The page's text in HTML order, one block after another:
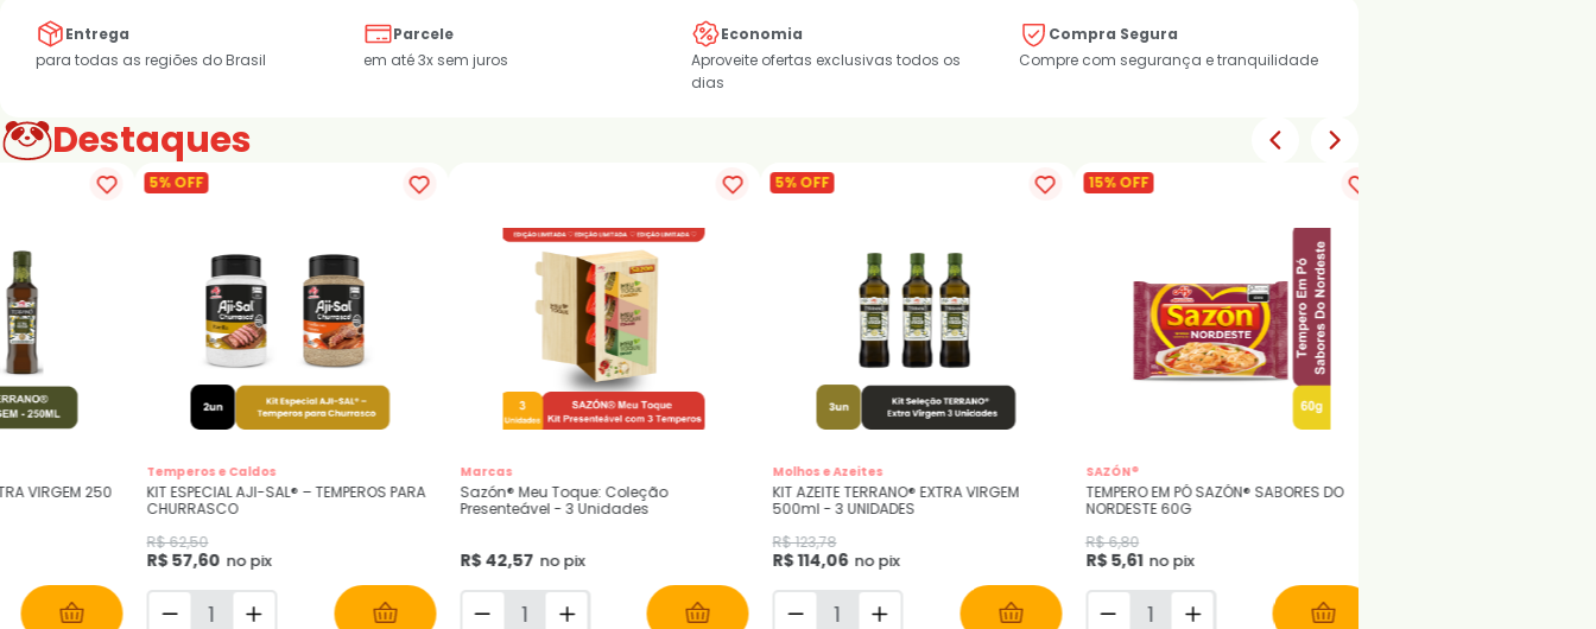
Entrega
para todas as regiões do Brasil
Parcele
em até 3x sem juros
Economia
Aproveite ofertas exclusivas todos os
dias
Compra Segura
Compre com segurança e tranquilidade
Destaques
PARA
Marcas
Sazón® Meu Toque: Coleção
Presenteável - 3 Unidades
R$ 42,57no pix
5% OFF
Molhos e Azeites
KIT AZEITE TERRANO® EXTRA VIRGEM
500ml - 3 UNIDADES
R$ 114,06no pix
15% OFF
SAZÓN®
TEMPERO EM PÓ SAZÓN® SABORES DO
NORDESTE 60G
R$ 6,80
R$ 5,61no pix
Temperos e Caldos
KIT FAMÍLIA SAZÓN® – SABORES PARA
TODO DIA
R$ 15,20no pix